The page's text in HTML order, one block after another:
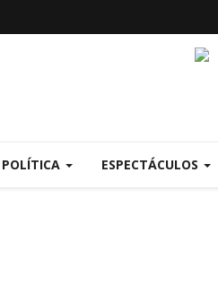
POLÍTICA ESPECTÁCULOS